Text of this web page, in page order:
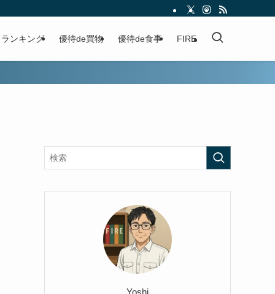
ランキング 優待de買物 優待de食事 FIRE
Yoshi